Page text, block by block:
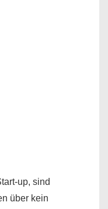
up, sind
über kein